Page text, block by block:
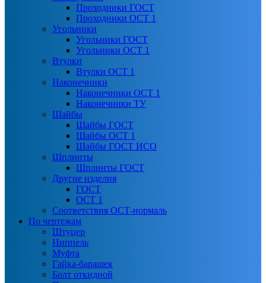
Проходники ГОСТ
Проходники ОСТ 1
Угольники
Угольники ГОСТ
Угольники ОСТ 1
Втулки
Втулки ОСТ 1
Наконечники
Наконечники ОСТ 1
Наконечники ТУ
Шайбы
Шайбы ГОСТ
Шайбы ОСТ 1
Шайбы ГОСТ ИСО
Шплинты
Шплинты ГОСТ
Другие изделия
ГОСТ
ОСТ 1
Соответствия ОСТ-нормаль
По чертежам
Штуцер
Ниппель
Муфта
Гайка-барашек
Болт откидной